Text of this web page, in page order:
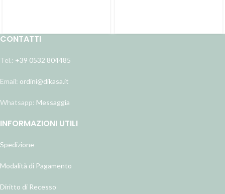
CONTATTI
Tel.: +39 0532 804485
Email: ordini@dikasa.it
Whatsapp: Messaggia
INFORMAZIONI UTILI
Spedizione
Modalità di Pagamento
Diritto di Recesso